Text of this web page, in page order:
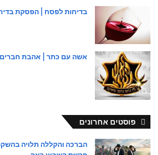
בדיחות לפסח | הפסקת
אשה עם כתר | אהבת חברים
פוסטים אחרונים
הברכה והקללה תלויה